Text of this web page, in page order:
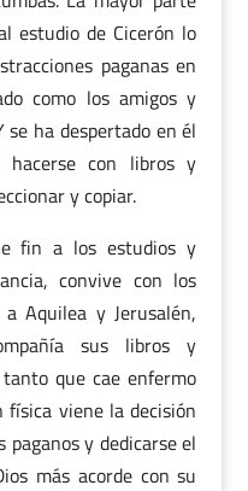
estudio de Cicerón lo
paganas en
como los amigos y
se ha despertado en él
hacerse con libros y
y copiar.
fin a los estudios y
convive con los
Aquilea y Jerusalén,
sus libros y
que cae enfermo
física viene la decisión
paganos y dedicarse el
más acorde con su